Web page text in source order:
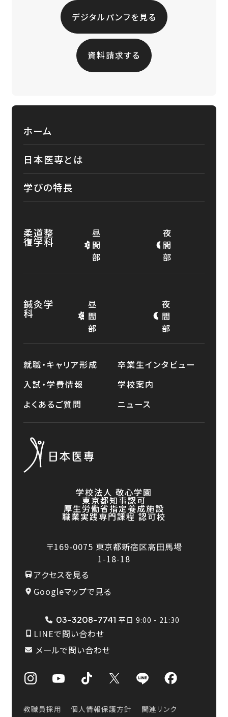
デジタルパンフを見る
資料請求する
学校法人 敬心学園
東京都知事認可
厚生労働省指定養成施設
職業実践専門課程 認可校
〒169-0075 東京都新宿区高田馬場
1-18-18
アクセスを見る
Googleマップで見る
03-3208-7741 平日 9:00 - 21:30
LINEで問い合わせ
メールで問い合わせ
ホーム
日本医専とは
学びの特長
柔道整
復学科
昼
間
部
夜
間
部
鍼灸学
科
昼
間
部
夜
間
部
就職・キャリア形成
卒業生インタビュー
入試・学費情報
学校案内
よくあるご質問
ニュース
教職員採用 個人情報保護方針 関連リンク